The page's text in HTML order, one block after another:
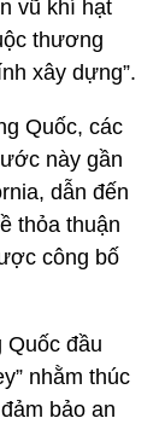
vũ khí hạt
thương
xây dựng”.
Quốc, các
này gần
dẫn đến
thỏa thuận
công bố
Quốc đầu
nhằm thúc
bảo an